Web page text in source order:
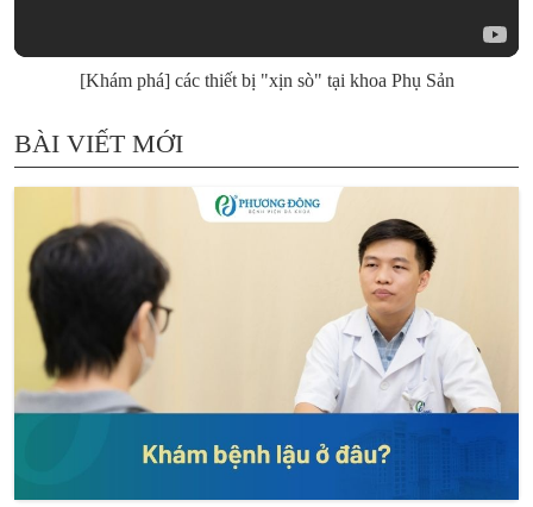
[Khám phá] các thiết bị "xịn sò" tại khoa Phụ Sản
BÀI VIẾT MỚI